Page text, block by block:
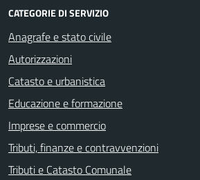
CATEGORIE DI SERVIZIO
Anagrafe e stato civile
Autorizzazioni
Catasto e urbanistica
Educazione e formazione
Imprese e commercio
Tributi, finanze e contravvenzioni
Tributi e Catasto Comunale